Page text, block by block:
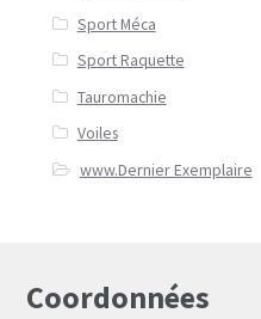
Sport Méca
Sport Raquette
Tauromachie
Voiles
www.Dernier Exemplaire
Coordonnées